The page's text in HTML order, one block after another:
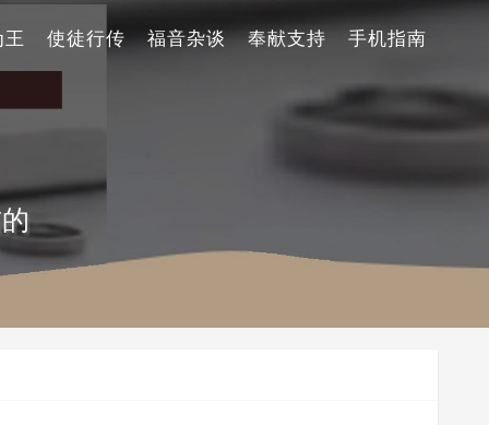
王 使徒行传 福音杂谈 奉献支持 手机指南